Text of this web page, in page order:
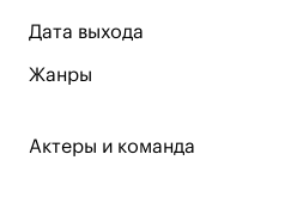
Дата выхода
Жанры
Актеры и команда